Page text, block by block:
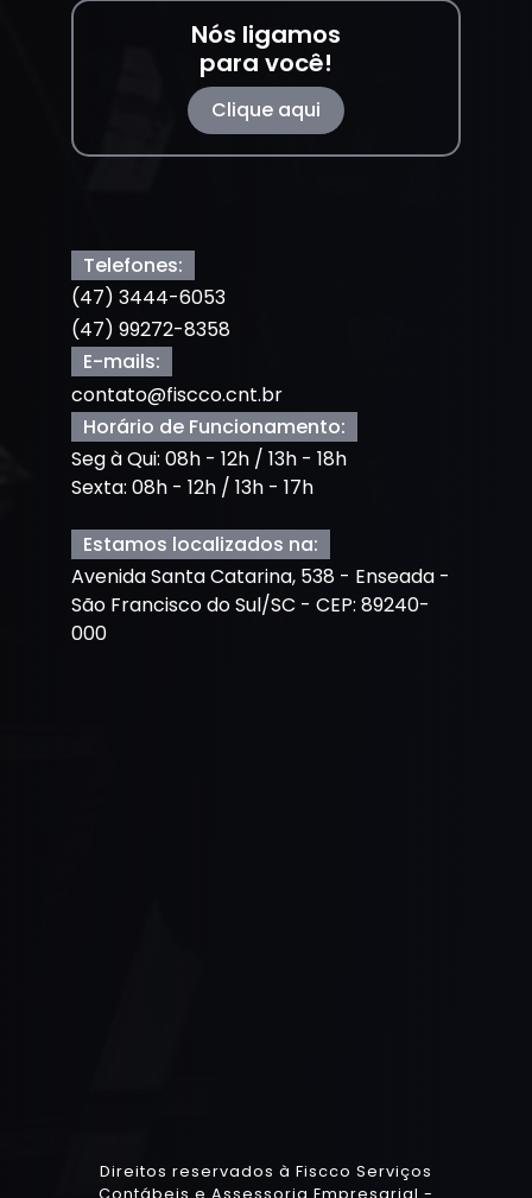
Nós ligamos
para você!
Clique aqui
Telefones:
(47) 3444-6053
(47) 99272-8358
E-mails:
contato@fiscco.cnt.br
Horário de Funcionamento:
Seg à Qui: 08h - 12h / 13h - 18h
Sexta: 08h - 12h / 13h - 17h
Estamos localizados na:
Avenida Santa Catarina, 538 - Enseada -
São Francisco do Sul/SC - CEP: 89240-
000
Direitos reservados à Fiscco Serviços
Contábeis e Assessoria Empresarial -